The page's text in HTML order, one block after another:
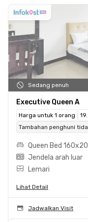
Sedang penuh
Executive Queen A
Harga untuk 1 orang
Tambahan penghuni
Queen Bed
Jendela arah luar
Lemari
Lihat Detail
Jadwalkan Visit